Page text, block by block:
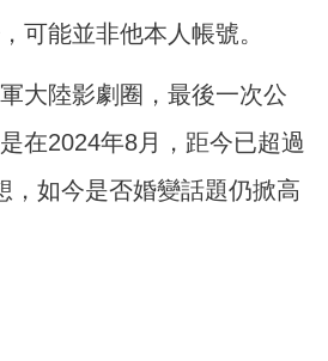
可能並非他本人帳號。
大陸影劇圈，最後一次公
在2024年8月，距今已超過
，如今是否婚變話題仍掀高